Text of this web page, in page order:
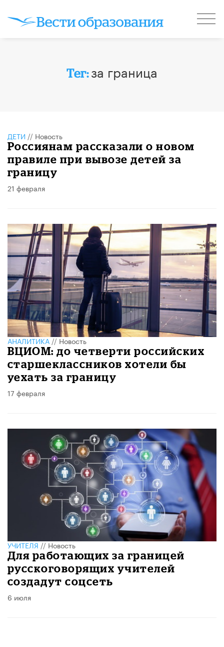
Тег:за граница
ДЕТИ // Новость
Россиянам рассказали о новом
правиле при вывозе детей за
границу
21 февраля
АНАЛИТИКА//Новость
ВЦИОМ: до четверти российских
старшеклассников хотели бы
уехать за границу
17 февраля
УЧИТЕЛЯ//Новость
Для работающих за границей
русскоговорящих учителей
создадут соцсеть
6 июля